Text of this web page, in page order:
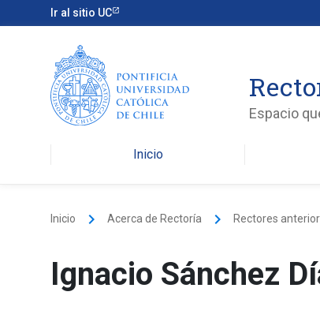
Ir al sitio UC
Espacio
Inicio
Inicio keyboard_arrow_right Acerca de Rectoría keyboard_arrow_right Rectores
Ignacio Sánchez